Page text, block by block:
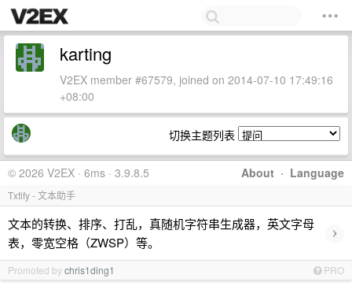
karting
V2EX member #67579, joined on 2014-07-10 17:49:16
+08:00
切换主题列表
About · Language
© 2026 V2EX · 6ms · 3.9.8.5
Txtify - 文本助手
文本的转换、排序、打乱，真随机字符串生成器，英文字母
表，零宽空格（ZWSP）等。
›
Promoted bychris1ding1 PRO